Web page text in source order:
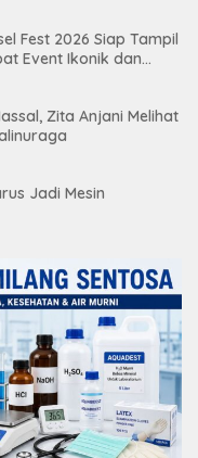
Fest 2026 Siap Tampil
Event Ikonik dan
Zita Anjani Melihat
Jadi Mesin